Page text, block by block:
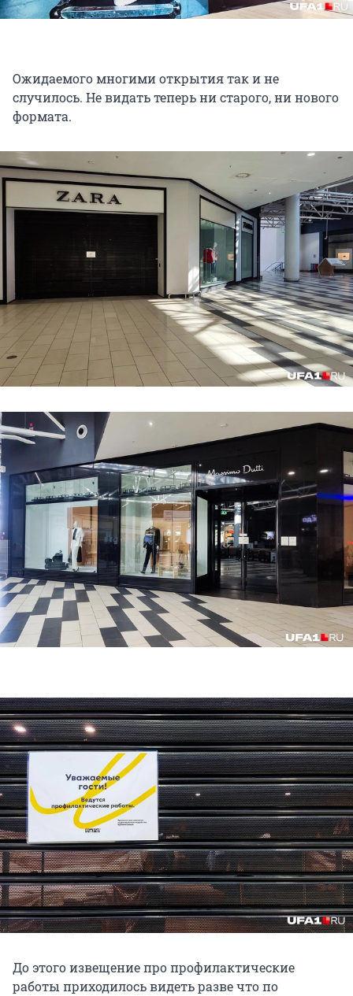
Ожидаемого многими открытия так и не
случилось. Не видать теперь ни старого, ни нового
формата.
До этого извещение про профилактические
работы приходилось видеть разве что по